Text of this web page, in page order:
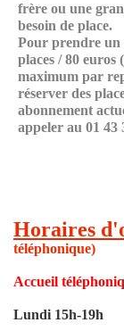
frère ou une
besoin de place.
Pour prendre un
places / 80 euros
maximum par
réserver des
abonnement
appeler au 01 43
Horaires
téléphonique)
Accueil
Lundi 15h-19h